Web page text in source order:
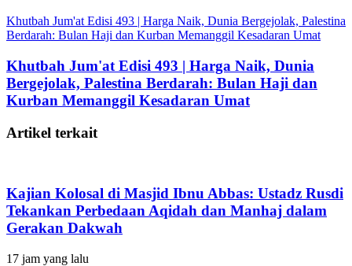
Khutbah Jum'at Edisi 493 | Harga Naik, Dunia Bergejolak, Palestina
Berdarah: Bulan Haji dan Kurban Memanggil Kesadaran Umat
Khutbah Jum'at Edisi 493 | Harga Naik, Dunia
Bergejolak, Palestina Berdarah: Bulan Haji dan
Kurban Memanggil Kesadaran Umat
Artikel terkait
Kajian Kolosal di Masjid Ibnu Abbas: Ustadz Rusdi
Tekankan Perbedaan Aqidah dan Manhaj dalam
Gerakan Dakwah
17 jam yang lalu